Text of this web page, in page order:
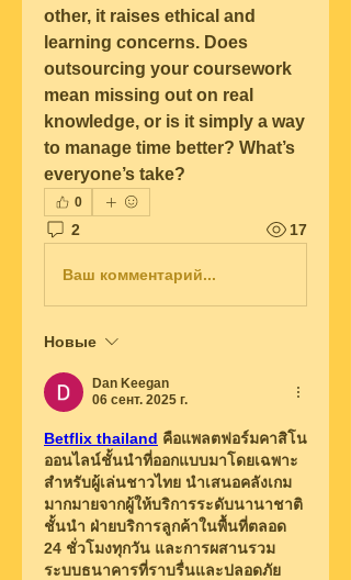
other, it raises ethical and
learning concerns. Does
outsourcing your coursework
mean missing out on real
knowledge, or is it simply a way
to manage time better? What’s
everyone’s take?
0
2 17
Ваш комментарий...
Новые
Dan Keegan
06 сент. 2025 г.
Betflix thailand คือแพลตฟอร์มคาสิโน
ออนไลน์ชั้นนำที่ออกแบบมาโดยเฉพาะ
สำหรับผู้เล่นชาวไทย นำเสนอคลังเกม
มากมายจากผู้ให้บริการระดับนานาชาติ
ชั้นนำ ฝ่ายบริการลูกค้าในพื้นที่ตลอด
24 ชั่วโมงทุกวัน และการผสานรวม
ระบบธนาคารที่ราบรื่นและปลอดภัย